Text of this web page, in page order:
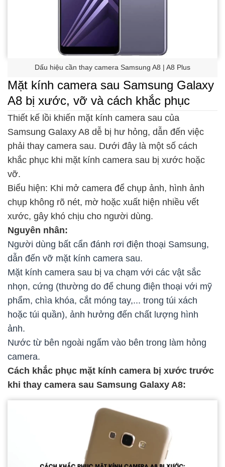
Dấu hiệu cần thay camera Samsung A8 | A8 Plus
Mặt kính camera sau Samsung Galaxy
A8 bị xước, vỡ và cách khắc phục
Thiết kế lồi khiến mặt kính camera sau của
Samsung Galaxy A8 dễ bị hư hỏng, dẫn đến việc
phải thay camera sau. Dưới đây là một số cách
khắc phục khi mặt kính camera sau bị xước hoặc
vỡ.
Biểu hiện: Khi mở camera để chụp ảnh, hình ảnh
chụp không rõ nét, mờ hoặc xuất hiện nhiều vết
xước, gây khó chịu cho người dùng.
Nguyên nhân:
Người dùng bất cẩn đánh rơi điện thoại Samsung,
dẫn đến vỡ mặt kính camera sau.
Mặt kính camera sau bị va chạm với các vật sắc
nhọn, cứng (thường do để chung điện thoại với mỹ
phẩm, chìa khóa, cắt móng tay,... trong túi xách
hoặc túi quần), ảnh hưởng đến chất lượng hình
ảnh.
Nước từ bên ngoài ngấm vào bên trong làm hỏng
camera.
Cách khắc phục mặt kính camera bị xước trước
khi thay camera sau Samsung Galaxy A8: